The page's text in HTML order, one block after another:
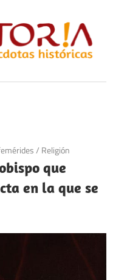
/ Religión
que
en la que se